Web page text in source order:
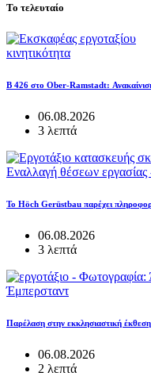
Το τελευταίο
κινητικότητα
B 426 στο Ober-Ramstadt:
06.08.2026
3 λεπτά
Εναλλαγή θέσεων
Το Höch Gerüstbau παρέχει
06.08.2026
3 λεπτά
Έμπερσταντ
Παρέλαση στην εκκλησιαστική
06.08.2026
2 λεπτά